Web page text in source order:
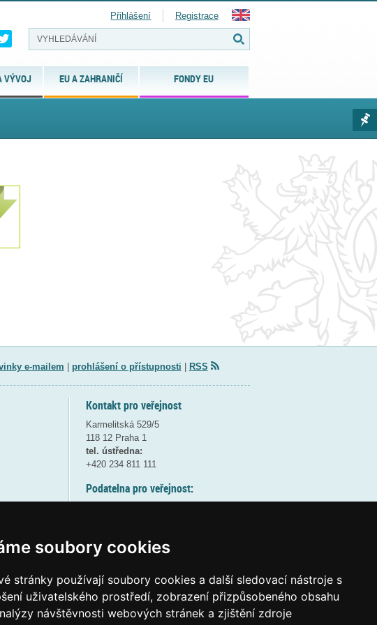
soubory cookies
stránky používají soubory cookies a další sledovací nástroje s
uživatelského prostředí, zobrazení přizpůsobeného obsahu
návštěvnosti webových stránek a zjištění zdroje
VÝVOJ EU A ZAHRANIČÍ FONDY EU
Přihlášení Registrace
e-mailem prohlášení o přístupnosti RSS
Kontakt pro veřejnost
Karmelitská 529/5
118 12 Praha 1
tel. ústředna:
+420 234 811 111
Podatelna pro veřejnost:
(více informací
Elektronická podatelna:
posta@msmtgov cz